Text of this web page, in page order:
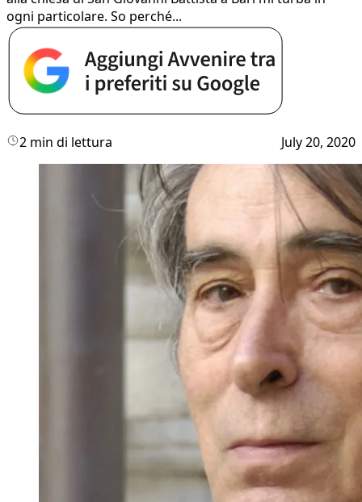
ogni particolare. So perché...
2 min di lettura July 20, 2020